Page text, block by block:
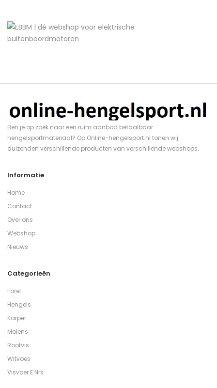
Ben je op zoek naar een ruim aanbod betaalbaar
hengelsportmateriaal? Op Online-hengelsport.nl tonen wij
duizenden verschillende producten van verschillende webshops.
Informatie
Home
Contact
Over ons
Webshop
Nieuws
Categorieën
Forel
Hengels
Karper
Molens
Roofvis
Witvoes
Visvoer E Nrs